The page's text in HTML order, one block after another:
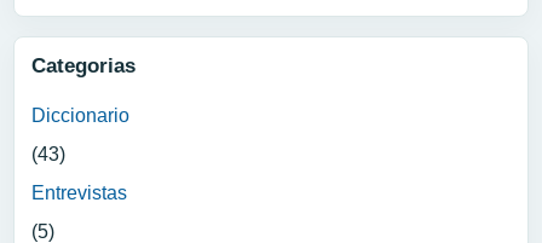
Categorias
Diccionario
(43)
Entrevistas
(5)